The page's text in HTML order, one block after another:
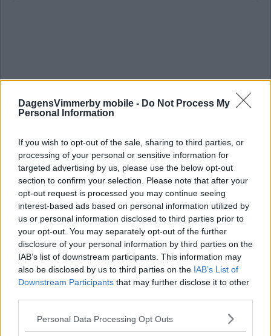
DagensVimmerby mobile - Do Not Process My
Personal Information
If you wish to opt-out of the sale, sharing to third parties, or
processing of your personal or sensitive information for
targeted advertising by us, please use the below opt-out
section to confirm your selection. Please note that after your
opt-out request is processed you may continue seeing
interest-based ads based on personal information utilized by
us or personal information disclosed to third parties prior to
your opt-out. You may separately opt-out of the further
disclosure of your personal information by third parties on the
IAB’s list of downstream participants. This information may
also be disclosed by us to third parties on the IAB’s List of
Downstream Participants that may further disclose it to other
Please note that this website/app uses one or more Google
Personal Data Processing Opt Outs